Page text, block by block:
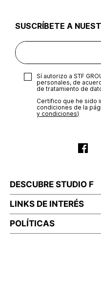
SUSCRÍBETE A
Sí autorizo a STF
personales, de
de tratamiento de
Certifico que he sido
condiciones de la
y condiciones)
DESCUBRE STUDIO F
LINKS DE INTERÉS
POLÍTICAS